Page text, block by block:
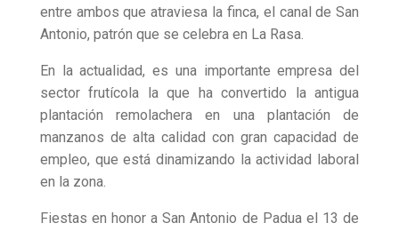
entre ambos que atraviesa la finca, el canal de San
Antonio, patrón que se celebra en La Rasa.
En la actualidad, es una importante empresa del
sector frutícola la que ha convertido la antigua
plantación remolachera en una plantación de
manzanos de alta calidad con gran capacidad de
empleo, que está dinamizando la actividad laboral
en la zona.
Fiestas en honor a San Antonio de Padua el 13 de